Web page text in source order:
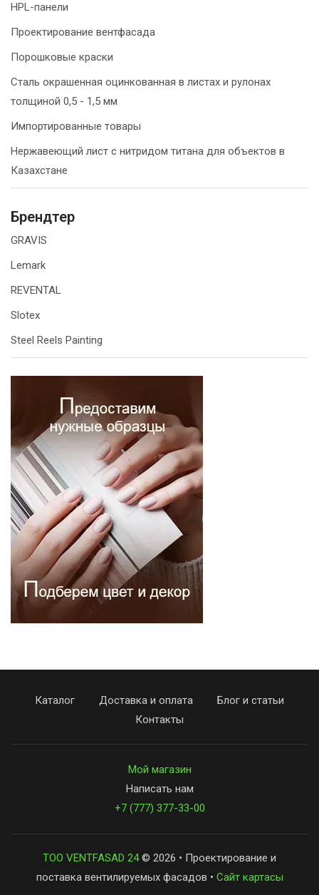
HPL-панели
Проектирование вентфасада
Порошковые краски
Сталь окрашенная оцинкованная в листах и рулонах
толщиной 0,5 - 1,5 мм
Импортированные товары
Нержавеющий лист с нитридом титана для объектов в
Казахстане
Брендтер
GRAVIS
Lemark
REVENTAL
Slotex
Steel Reels Painting
Каталог Доставка и оплата
Блог и статьи
Контакты
Мой магазин
Написать нам
+7 (777) 377-33-00
ТОО VENTFASAD 24© 2026 • Проектирование и
поставка вентилируемых фасадов • Сайт картасы